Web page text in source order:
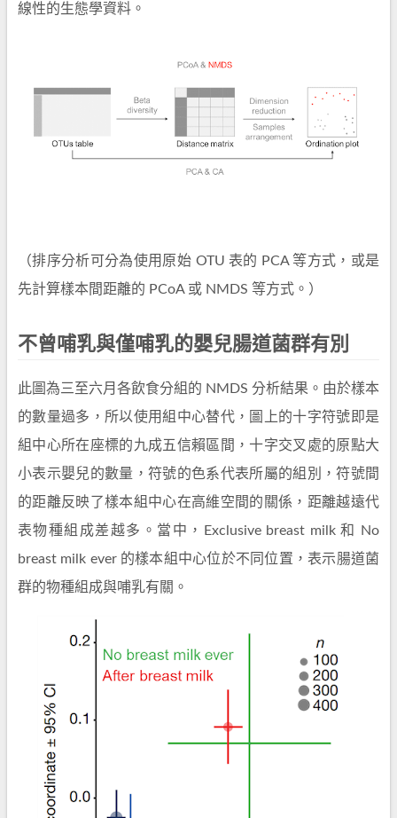
線性的生態學資料。
（排序分析可分為使用原始 OTU 表的 PCA 等方式，或是
先計算樣本間距離的 PCoA 或 NMDS 等方式。）
不曾哺乳與僅哺乳的嬰兒腸道菌群有別
此圖為三至六月各飲食分組的 NMDS 分析結果。由於樣本
的數量過多，所以使用組中心替代，圖上的十字符號即是
組中心所在座標的九成五信賴區間，十字交叉處的原點大
小表示嬰兒的數量，符號的色系代表所屬的組別，符號間
的距離反映了樣本組中心在高維空間的關係，距離越遠代
表物種組成差越多。當中，Exclusive breast milk 和 No
breast milk ever 的樣本組中心位於不同位置，表示腸道菌
群的物種組成與哺乳有關。